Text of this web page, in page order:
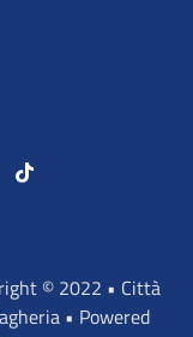
TelegramTiktok
© 2022 • Città
• Powered